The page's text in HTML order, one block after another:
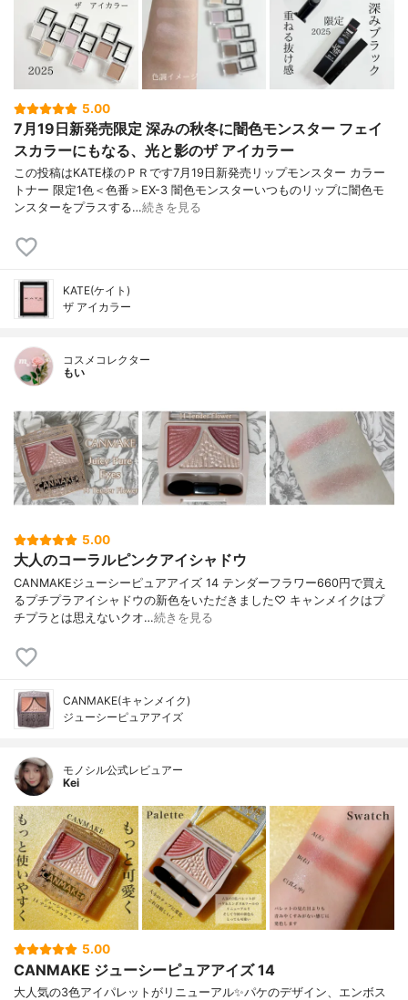
5.00
7月19日新発売限定 深みの秋冬に闇色モンスター フェイ
スカラーにもなる、光と影のザ アイカラー
この投稿はKATE様のＰＲです7月19日新発売リップモンスター カラー
トナー 限定1色＜色番＞EX-3 闇色モンスターいつものリップに闇色モ
ンスターをプラスする…続きを見る
KATE(ケイト)
ザ アイカラー
コスメコレクター
もい
5.00
大人のコーラルピンクアイシャドウ
CANMAKEジューシーピュアアイズ 14 テンダーフラワー660円で買え
るプチプラアイシャドウの新色をいただきました♡ キャンメイクはプ
チプラとは思えないクオ…続きを見る
CANMAKE(キャンメイク)
ジューシーピュアアイズ
モノシル公式レビュアー
Kei
5.00
CANMAKE ジューシーピュアアイズ 14
大人気の3色アイパレットがリニューアル✨パケのデザイン、エンボス